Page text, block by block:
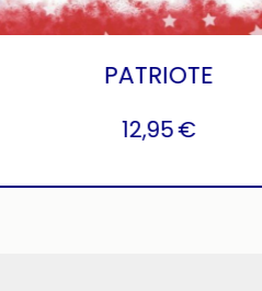
PATRIOTE
12,95